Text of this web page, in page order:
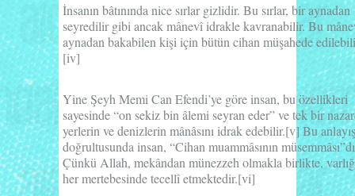
İnsanın bâtınında nice sırlar gizlidir. Bu sırlar, bir aynadan
seyredilir gibi ancak mânevî idrakle kavranabilir. Bu
aynadan bakabilen kişi için bütün cihan müşahede
[iv]
Yine Şeyh Memi Can Efendi’ye göre insan, bu özellikleri
sayesinde“on sekiz bin âlemi seyran eder”ve tek bir
yerlerin ve denizlerin mânâsını idrak edebilir.[v]Bu anlayış
doğrultusunda insan, “Cihan muammâsının müsemmâsı”
Çünkü Allah, mekândan münezzeh olmakla birlikte,
her mertebesinde tecellî etmektedir.[vi]